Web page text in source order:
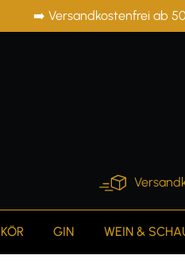
springen
➡️ Versandkostenfrei ab
GIN WEIN &